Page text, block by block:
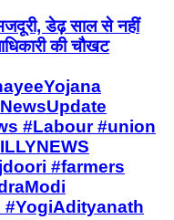
डेढ़ साल से नहीं
की चौखट
#Labour #union
#farmers
#YogiAdityanath